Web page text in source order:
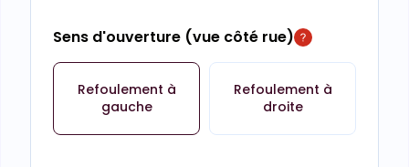
Sens d'ouverture (vue côté rue)
Refoulement à
gauche
Refoulement à
droite